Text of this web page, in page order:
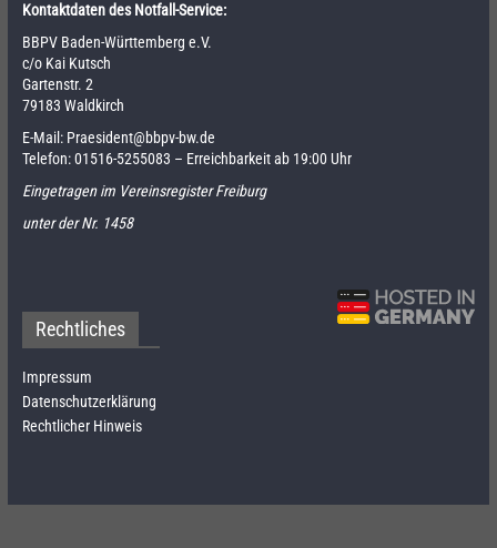
Kontaktdaten des Notfall-Service:
BBPV Baden-Württemberg e.V.
c/o Kai Kutsch
Gartenstr. 2
79183 Waldkirch
E-Mail: Praesident@bbpv-bw.de
Telefon:01516-5255083 – Erreichbarkeit ab 19:00 Uhr
Eingetragen im Vereinsregister Freiburg
unter der Nr. 1458
Rechtliches
Impressum
Datenschutzerklärung
Rechtlicher Hinweis